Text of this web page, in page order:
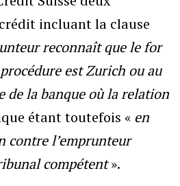
incluant la clause
reconnaît que le for
est Zurich ou au
de la banque où la relation
étant toutefois « en
contre l’emprunteur
compétent».